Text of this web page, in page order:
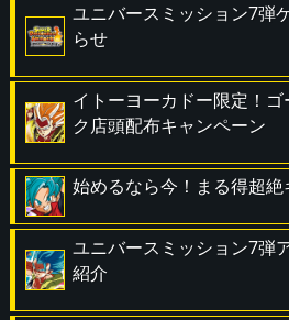
ユニバースミッション7弾
らせ
イトーヨーカドー限定！
ク店頭配布キャンペーン
始めるなら今！まる得超絶
ユニバースミッション7弾
紹介